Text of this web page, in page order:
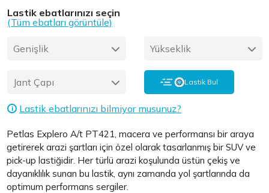
Lastik ebatlarınızı seçin
(Tüm ebatları görüntüle)
Genişlik Yükseklik
Jant Çapı Lastik Bul
i Lastik ebatlarınızı bilmiyor musunuz?
Petlas Explero A/t PT421, macera ve performansı bir araya
getirerek arazi şartları için özel olarak tasarlanmış bir SUV ve
pick-up lastiğidir. Her türlü arazi koşulunda üstün çekiş ve
dayanıklılık sunan bu lastik, aynı zamanda yol şartlarında da
optimum performans sergiler.